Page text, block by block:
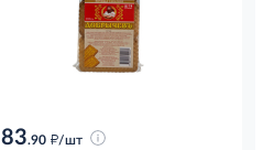
83.90 д/шт